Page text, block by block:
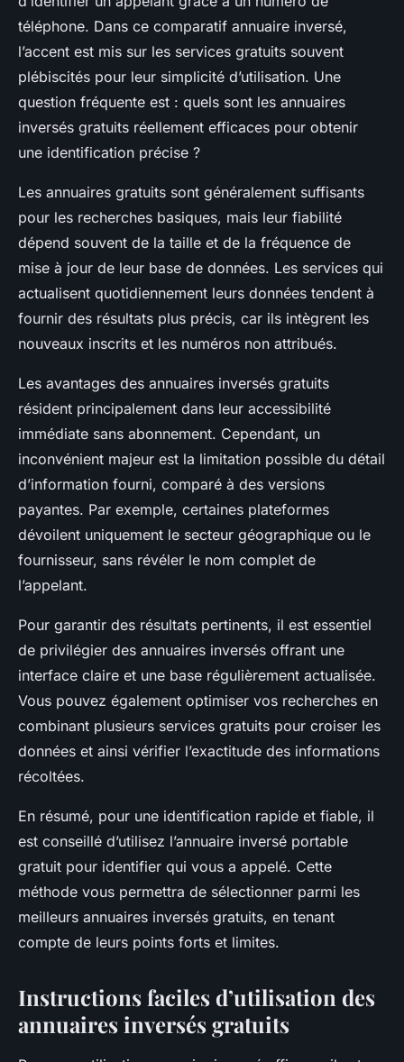
téléphone. Dans ce comparatif annuaire inversé,
l’accent est mis sur les services gratuits souvent
plébiscités pour leur simplicité d’utilisation. Une
question fréquente est : quels sont les annuaires
inversés gratuits réellement efficaces pour obtenir
une identification précise ?
Les annuaires gratuits sont généralement suffisants
pour les recherches basiques, mais leur fiabilité
dépend souvent de la taille et de la fréquence de
mise à jour de leur base de données. Les services qui
actualisent quotidiennement leurs données tendent à
fournir des résultats plus précis, car ils intègrent les
nouveaux inscrits et les numéros non attribués.
Les avantages des annuaires inversés gratuits
résident principalement dans leur accessibilité
immédiate sans abonnement. Cependant, un
inconvénient majeur est la limitation possible du détail
d’information fourni, comparé à des versions
payantes. Par exemple, certaines plateformes
dévoilent uniquement le secteur géographique ou le
fournisseur, sans révéler le nom complet de
l’appelant.
Pour garantir des résultats pertinents, il est essentiel
de privilégier des annuaires inversés offrant une
interface claire et une base régulièrement actualisée.
Vous pouvez également optimiser vos recherches en
combinant plusieurs services gratuits pour croiser les
données et ainsi vérifier l’exactitude des informations
récoltées.
En résumé, pour une identification rapide et fiable, il
est conseillé d’utilisez l’annuaire inversé portable
gratuit pour identifier qui vous a appelé. Cette
méthode vous permettra de sélectionner parmi les
meilleurs annuaires inversés gratuits, en tenant
compte de leurs points forts et limites.
Instructions faciles d’utilisation des
annuaires inversés gratuits